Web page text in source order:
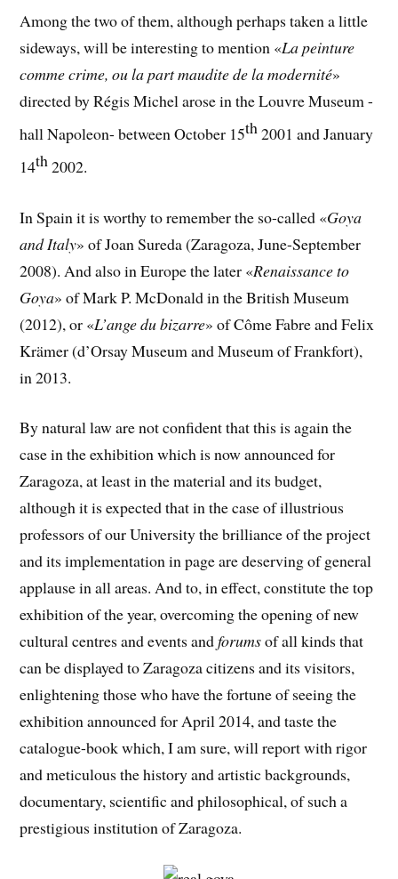
Among the two of them, although perhaps taken a little
sideways, will be interesting to mention «La peinture
comme crime, ou la part maudite de la modernité»
directed by Régis Michel arose in the Louvre Museum -
hall Napoleon- between October 15th2001 and January
14th2002.
In Spain it is worthy to remember the so-called «Goya
and Italy» of Joan Sureda (Zaragoza, June-September
2008). And also in Europe the later «Renaissance to
Goya» of Mark P. McDonald in the British Museum
(2012), or «L’ange du bizarre» of Côme Fabre and Felix
Krämer (d’Orsay Museum and Museum of Frankfort),
in 2013.
By natural law are not confident that this is again the
case in the exhibition which is now announced for
Zaragoza, at least in the material and its budget,
although it is expected that in the case of illustrious
professors of our University the brilliance of the project
and its implementation in page are deserving of general
applause in all areas. And to, in effect, constitute the top
exhibition of the year, overcoming the opening of new
cultural centres and events andforumsof all kinds that
can be displayed to Zaragoza citizens and its visitors,
enlightening those who have the fortune of seeing the
exhibition announced for April 2014, and taste the
catalogue-book which, I am sure, will report with rigor
and meticulous the history and artistic backgrounds,
documentary, scientific and philosophical, of such a
prestigious institution of Zaragoza.